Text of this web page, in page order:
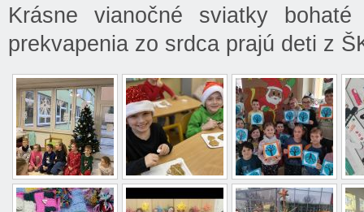
Krásne vianočné sviatky
prekvapenia zo srdca prajú deti z